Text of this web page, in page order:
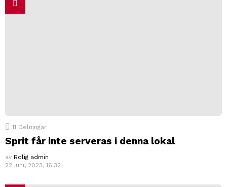
11 Delningar
Sprit får inte serveras i denna lokal
av Rolig admin
22 juni, 2023, 16:32